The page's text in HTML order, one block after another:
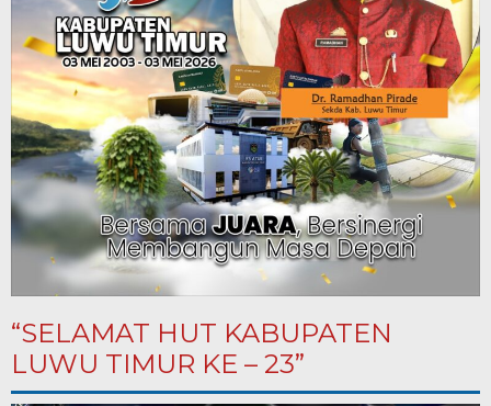
“SELAMAT HUT KABUPATEN
LUWU TIMUR KE – 23”